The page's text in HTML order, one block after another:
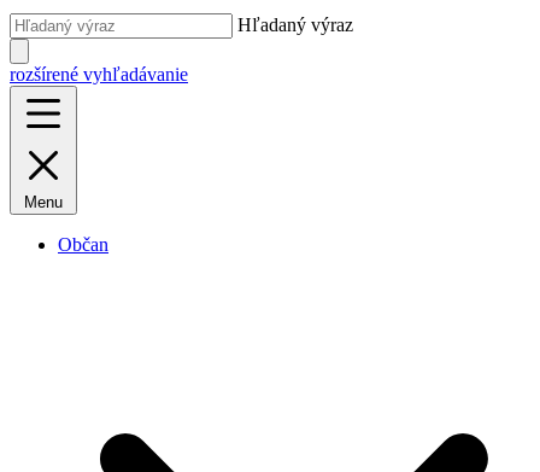
Hľadaný výraz
rozšírené vyhľadávanie
Menu
Občan